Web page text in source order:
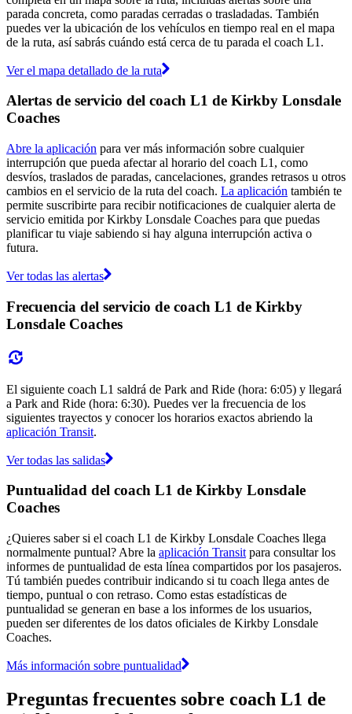
parada concreta, como paradas cerradas o trasladadas. También
puedes ver la ubicación de los vehículos en tiempo real en el mapa
de la ruta, así sabrás cuándo está cerca de tu parada el coach L1.
Ver el mapa detallado de la ruta
Alertas de servicio del coach L1 de Kirkby Lonsdale
Coaches
Abre la aplicación para ver más información sobre cualquier
interrupción que pueda afectar al horario del coach L1, como
desvíos, traslados de paradas, cancelaciones, grandes retrasos u otros
cambios en el servicio de la ruta del coach. La aplicación también te
permite suscribirte para recibir notificaciones de cualquier alerta de
servicio emitida por Kirkby Lonsdale Coaches para que puedas
planificar tu viaje sabiendo si hay alguna interrupción activa o
futura.
Ver todas las alertas
Frecuencia del servicio de coach L1 de Kirkby
Lonsdale Coaches
El siguiente coach L1 saldrá de Park and Ride (hora: 6:05) y llegará
a Park and Ride (hora: 6:30). Puedes ver la frecuencia de los
siguientes trayectos y conocer los horarios exactos abriendo la
aplicación Transit.
Ver todas las salidas
Puntualidad del coach L1 de Kirkby Lonsdale
Coaches
¿Quieres saber si el coach L1 de Kirkby Lonsdale Coaches llega
normalmente puntual? Abre la aplicación Transit para consultar los
informes de puntualidad de esta línea compartidos por los pasajeros.
Tú también puedes contribuir indicando si tu coach llega antes de
tiempo, puntual o con retraso. Como estas estadísticas de
puntualidad se generan en base a los informes de los usuarios,
pueden ser diferentes de los datos oficiales de Kirkby Lonsdale
Coaches.
Más información sobre puntualidad
Preguntas frecuentes sobre coach L1 de